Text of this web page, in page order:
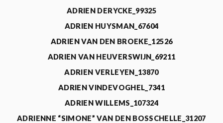
ADRIEN DERYCKE_99325
ADRIEN HUYSMAN_67604
ADRIEN VAN DEN BROEKE_12526
ADRIEN VAN HEUVERSWIJN_69211
ADRIEN VERLEYEN_13870
ADRIEN VINDEVOGHEL_7341
ADRIEN WILLEMS_107324
ADRIENNE “SIMONE” VAN DEN BOSSCHELLE_31207